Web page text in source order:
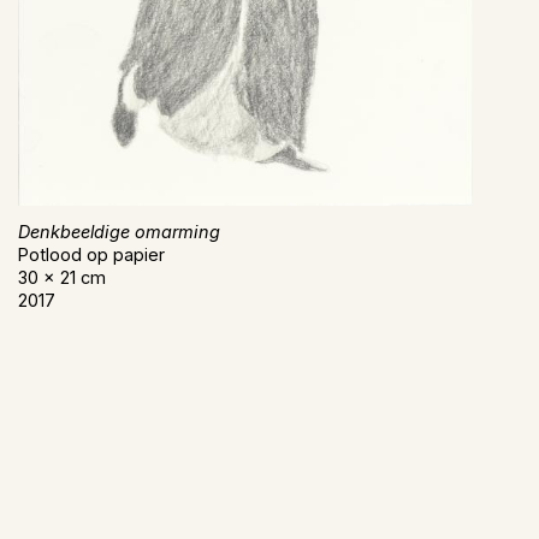
Denkbeeldige omarming
Potlood op papier
30 x 21 cm
2017